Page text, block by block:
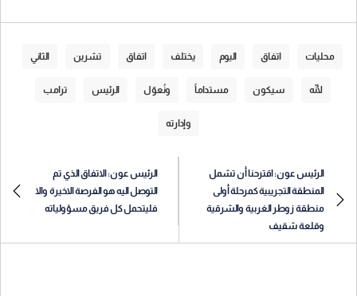
محليات اتفاق اليوم يختلف اتفاق تشرين الثاني
لأنّه سيكون مستداماً ونُعوّل الرئيس ترامب
وإدارته
الرئيس عون: اقترحنا أن تشمل
المنطقة التجريبية كمرحلة أولى
منطقة زوطر الغربية والشرقية
وقلعة شقيف
الرئيس عون: الاتفاق الذي تم
التوصل اليه هو الفرصة الاخيرة والا
فليتحمل كل فريق مسؤولياته